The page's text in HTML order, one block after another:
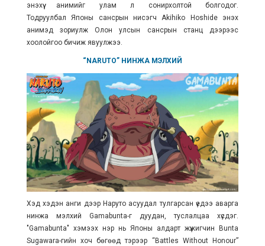
энэхүү анимийг улам л сонирхолтой болгодог.
ТодруулбалЯпоны сансрын нисэгч Akihiko Hoshide энэхүү
анимэд зориулж Олон улсын сансрын станц дээрээс
хоолойгоо бичиж явуулжээ.
“NARUTO” НИНЖА МЭЛХИЙ
Хэд хэдэн анги дээр Наруто асуудал тулгарсан үедээ аварга
нинжа мэлхий Gamabunta-г дуудан, туслалцаа хүсдэг.
"Gamabunta" хэмээх нэр нь Японы алдарт жүжигчин Bunta
Sugawara-гийн хоч бөгөөд тэрээр “Battles Without Honour”